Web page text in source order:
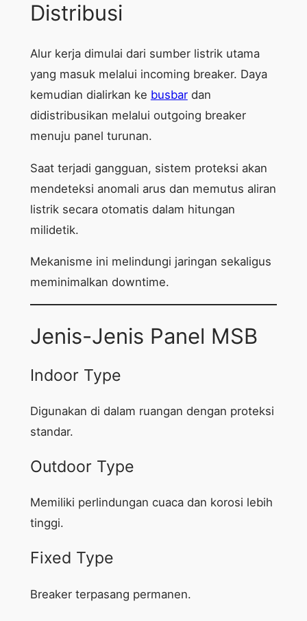
Distribusi
Alur kerja dimulai dari sumber listrik utama
yang masuk melalui incoming breaker. Daya
kemudian dialirkan ke busbardan
didistribusikan melalui outgoing breaker
menuju panel turunan.
Saat terjadi gangguan, sistem proteksi akan
mendeteksi anomali arus dan memutus aliran
listrik secara otomatis dalam hitungan
milidetik.
Mekanisme ini melindungi jaringan sekaligus
meminimalkan downtime.
Jenis-Jenis Panel MSB
Indoor Type
Digunakan di dalam ruangan dengan proteksi
standar.
Outdoor Type
Memiliki perlindungan cuaca dan korosi lebih
tinggi.
Fixed Type
Breaker terpasang permanen.